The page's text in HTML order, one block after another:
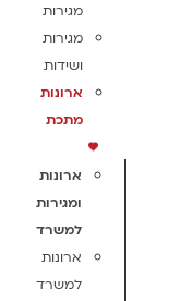
מגירות
מגירות
ושידות
ארונות
מתכת
ארונות
ומגירות
למשרד
ארונות
למשרד